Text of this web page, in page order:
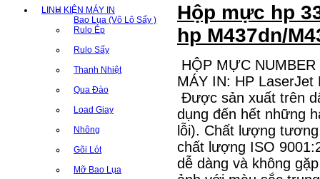
LINH KIỆN MÁY IN
Bao Lụa (Võ Lô Sấy )
Rulo Ép
Rulo Sấy
Thanh Nhiệt
Qua Đào
Load Giay
Nhông
Gõi Lót
Mỡ Bao Lụa
Hộp mực hp
hp M437dn/
HỘP MỰC
MÁY IN: HP LaserJet
Được sản xuất trên
dụng đến hết những
lỗi). Chất lượng
chất lượng ISO
dễ dàng và không